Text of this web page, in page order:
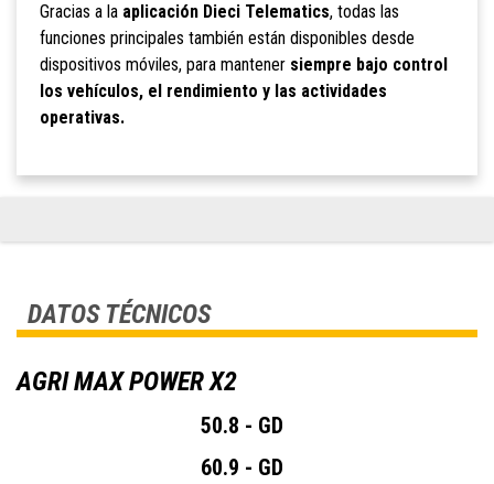
Gracias a la aplicación Dieci Telematics, todas las
funciones principales también están disponibles desde
dispositivos móviles, para mantener siempre bajo control
los vehículos, el rendimiento y las actividades
operativas.
DATOS TÉCNICOS
AGRI MAX POWER X2
50.8 - GD
60.9 - GD